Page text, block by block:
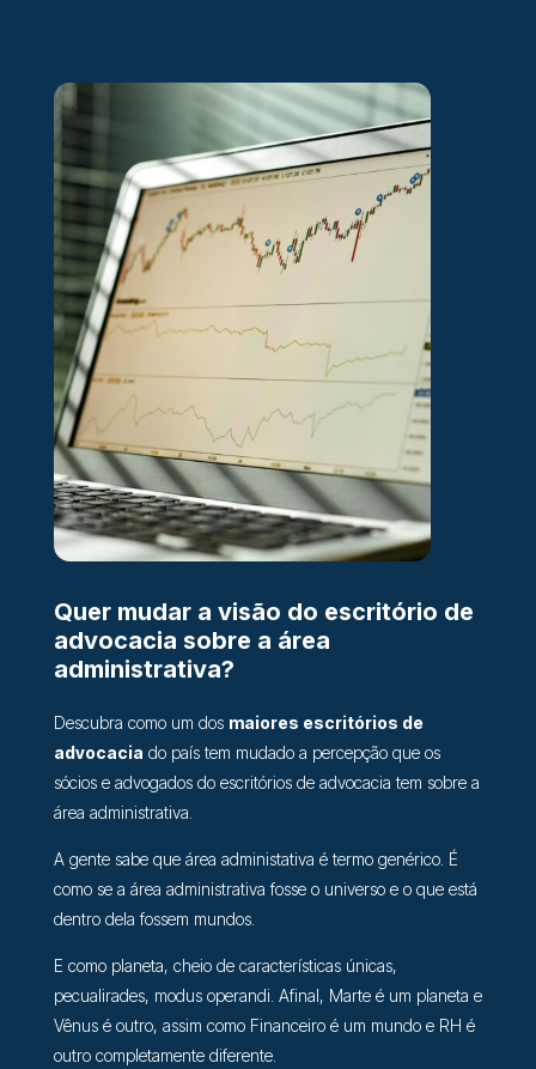
Quer mudar a visão do escritório de
advocacia sobre a área
administrativa?
Descubra como um dos maiores escritórios de
advocacia do país tem mudado a percepção que os
sócios e advogados do escritórios de advocacia tem sobre a
área administrativa.
A gente sabe que área administativa é termo genérico. É
como se a área administrativa fosse o universo e o que está
dentro dela fossem mundos.
E como planeta, cheio de características únicas,
pecualirades, modus operandi. Afinal, Marte é um planeta e
Vênus é outro, assim como Financeiro é um mundo e RH é
outro completamente diferente.